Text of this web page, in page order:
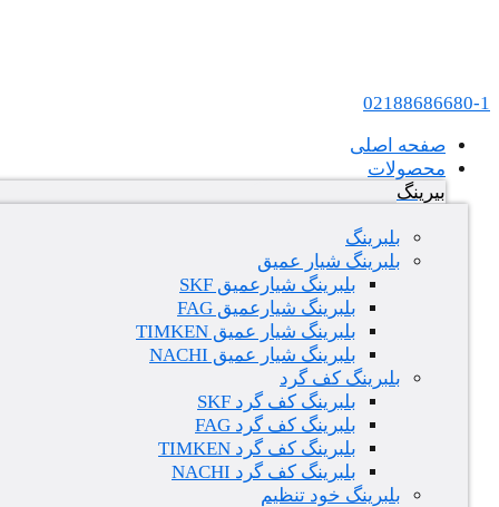
02188686680-1
صفحه اصلی
محصولات
بیرینگ
بلبرینگ
بلبرینگ شیار عمیق
بلبرینگ شیارعمیق SKF
بلبرینگ شیارعمیق FAG
بلبرینگ شیار عمیق TIMKEN
بلبرینگ شیار عمیق NACHI
بلبرینگ کف گرد
بلبرینگ کف گرد SKF
بلبرینگ کف گرد FAG
بلبرینگ کف گرد TIMKEN
بلبرینگ کف گرد NACHI
بلبرینگ خود تنظیم